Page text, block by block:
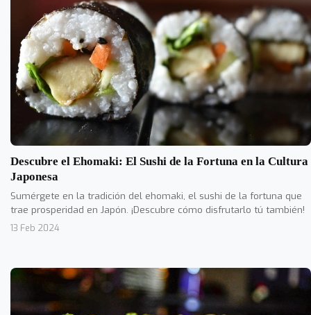
Descubre el Ehomaki: El Sushi de la Fortuna en la Cultura
Japonesa
Sumérgete en la tradición del ehomaki, el sushi de la fortuna que
trae prosperidad en Japón. ¡Descubre cómo disfrutarlo tú también!
13 Feb 2024